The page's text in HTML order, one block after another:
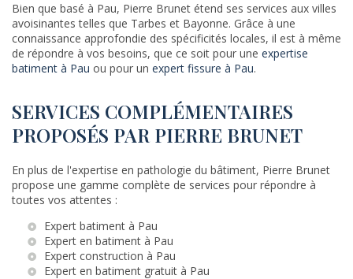
Bien que basé à Pau, Pierre Brunet étend ses services aux villes
avoisinantes telles que Tarbes et Bayonne. Grâce à une
connaissance approfondie des spécificités locales, il est à même
de répondre à vos besoins, que ce soit pour une expertise
batiment à Pau ou pour un expert fissure à Pau.
SERVICES COMPLÉMENTAIRES
PROPOSÉS PAR PIERRE BRUNET
En plus de l'expertise en pathologie du bâtiment, Pierre Brunet
propose une gamme complète de services pour répondre à
toutes vos attentes :
Expert batiment à Pau
Expert en batiment à Pau
Expert construction à Pau
Expert en batiment gratuit à Pau